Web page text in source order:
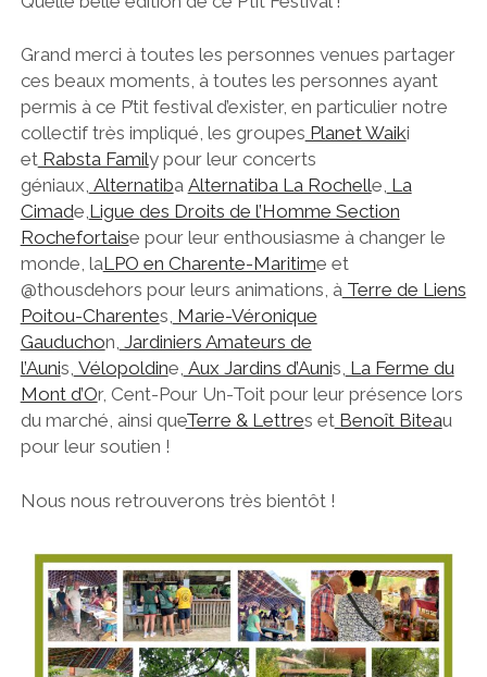
CONCERT AU JARDIN
CINÉ DE PLEIN AIR
COLLECTIF
A TÉLÉCHARGER
facebook
email OUAAA
Grand merci à toutes les personnes venues partager
ces beaux moments, à toutes les personnes ayant
permis à ce P’tit festival d’exister, en particulier notre
collectif très impliqué, les groupes Planet Waiki
etRabsta Family pour leur concerts
géniaux, Alternatiba Alternatiba La Rochelle, La
Cimade,Ligue des Droits de l’Homme Section
Rochefortaise pour leur enthousiasme à changer le
monde, laLPO en Charente-Maritime et
@thousdehors pour leurs animations, àTerre de Liens
Poitou-Charentes, Marie-Véronique
Gauduchon, Jardiniers Amateurs de
l’Aunis, Vélopoldine, Aux Jardins d’Aunis, La Ferme du
Mont d’Or, Cent-Pour Un-Toit pour leur présence lors
du marché, ainsi queTerre & Lettres etBenoît Biteau
pour leur soutien !
Nous nous retrouverons très bientôt !